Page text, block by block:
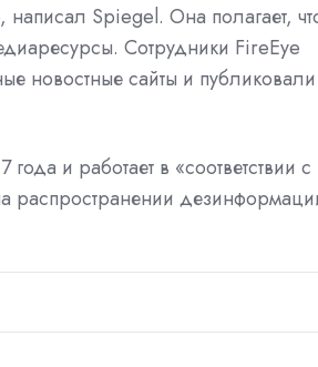
написал Spiegel. Она полагает,
Сотрудники FireEye
новостные сайты и публиковали
и работает в «соответствии с
распространении